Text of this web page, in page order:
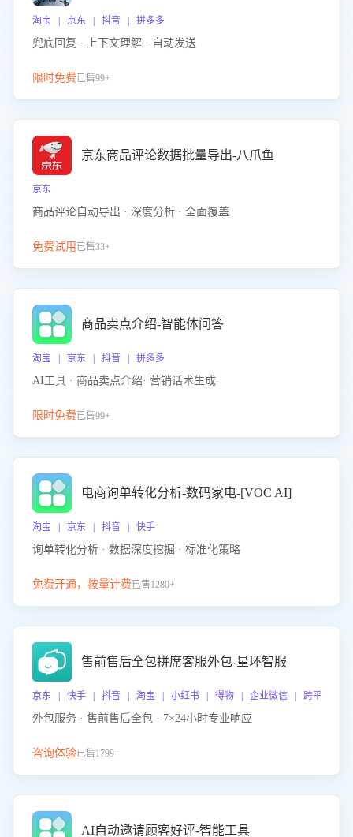
淘宝 | 京东 | 抖音 | 拼多多
兜底回复 · 上下文理解 · 自动发送
限时免费已售99+
京东商品评论数据批量导出-八爪鱼
京东
商品评论自动导出 · 深度分析 · 全面覆盖
免费试用 已售33+
商品卖点介绍-智能体问答
淘宝 | 京东 | 抖音 | 拼多多
AI工具 · 商品卖点介绍· 营销话术生成
限时免费已售99+
电商询单转化分析-数码家电-[VOC AI]
淘宝 | 京东 | 抖音 | 快手
询单转化分析 · 数据深度挖掘 · 标准化策略
免费开通，按量计费已售1280+
售前售后全包拼席客服外包-星环智服
京东 | 快手 | 抖音 | 淘宝 | 小红书 | 得物 | 企业微信 | 跨平台
外包服务 · 售前售后全包 · 7×24小时专业响应
咨询体验已售1799+
AI自动邀请顾客好评-智能工具